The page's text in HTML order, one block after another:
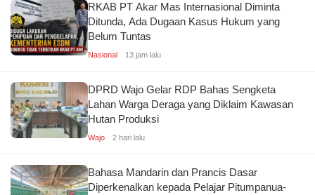
RKAB PT Akar Mas Internasional Diminta
Ditunda, Ada Dugaan Kasus Hukum yang
Belum Tuntas
Nasional 13 jam lalu
DPRD Wajo Gelar RDP Bahas Sengketa
Lahan Warga Deraga yang Diklaim Kawasan
Hutan Produksi
Wajo 2 hari lalu
Bahasa Mandarin dan Prancis Dasar
Diperkenalkan kepada Pelajar Pitumpanua-